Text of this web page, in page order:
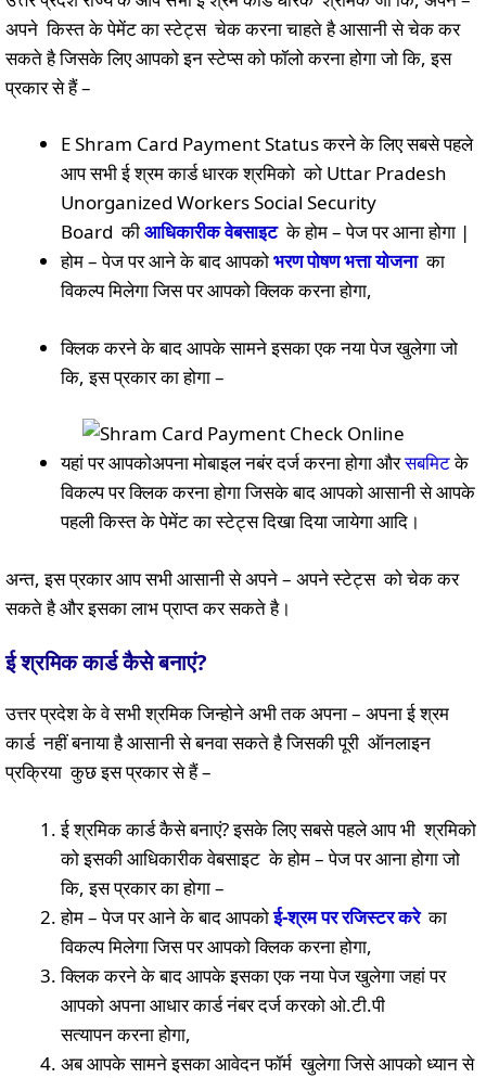
अपने किस्त के पेमेंट का स्टेट्स चेक करना चाहते है आसानी से चेक कर
सकते है जिसके लिए आपको इन स्टेप्स को फॉलो करना होगा जो कि, इस
प्रकार से हैं –
E Shram Card Payment Status करने के लिए सबसे पहले
आप सभी ई श्रम कार्ड धारक श्रमिको को Uttar Pradesh
Unorganized Workers Social Security
Board कीआधिकारीक वेबसाइटके होम – पेज पर आना होगा |
होम – पेज पर आने के बाद आपकोभरण पोषण भत्ता योजना का
विकल्प मिलेगा जिस पर आपको क्लिक करना होगा,
क्लिक करने के बाद आपके सामने इसका एक नया पेज खुलेगा जो
कि, इस प्रकार का होगा –
यहां पर आपकोअपना मोबाइल नबंर दर्ज करना होगा औरसबमिटके
विकल्प पर क्लिक करना होगा जिसके बाद आपको आसानी से आपके
पहली किस्त के पेमेंट का स्टेट्स दिखा दिया जायेगा आदि।
अन्त, इस प्रकार आप सभी आसानी से अपने – अपने स्टेट्स को चेक कर
सकते है और इसका लाभ प्राप्त कर सकते है।
ई श्रमिक कार्ड कैसे बनाएं?
उत्तर प्रदेश के वे सभी श्रमिक जिन्होने अभी तक अपना – अपना ई श्रम
कार्ड नहीं बनाया है आसानी से बनवा सकते है जिसकी पूरी ऑनलाइन
प्रक्रिया कुछ इस प्रकार से हैं –
ई श्रमिक कार्ड कैसे बनाएं? इसके लिए सबसे पहले आप भी श्रमिको
को इसकी आधिकारीक वेबसाइट के होम – पेज पर आना होगा जो
कि, इस प्रकार का होगा –
होम – पेज पर आने के बाद आपकोई-श्रम पर रजिस्टर करे का
विकल्प मिलेगा जिस पर आपको क्लिक करना होगा,
क्लिक करने के बाद आपके इसका एक नया पेज खुलेगा जहां पर
आपको अपना आधार कार्ड नंबर दर्ज करको ओ.टी.पी
सत्यापन करना होगा,
अब आपके सामने इसका आवेदन फॉर्म खुलेगा जिसे आपको ध्यान से